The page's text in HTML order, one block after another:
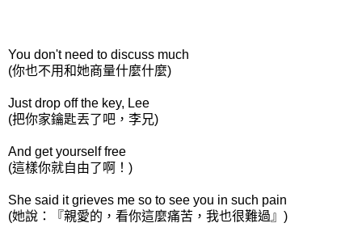
You don't need to discuss much
(你也不用和她商量什麼什麼)
Just drop off the key, Lee
(把你家鑰匙丟了吧，李兄)
And get yourself free
(這樣你就自由了啊！)
She said it grieves me so to see you in such pain
(她說：『親愛的，看你這麼痛苦，我也很難過』)